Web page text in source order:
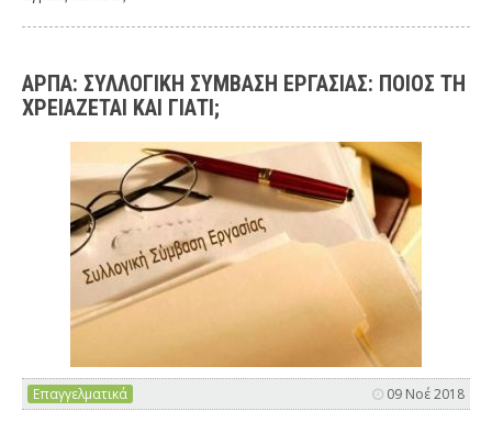
ΑΡΠΑ: ΣΥΛΛΟΓΙΚΗ ΣΥΜΒΑΣΗ ΕΡΓΑΣΙΑΣ: ΠΟΙΟΣ ΤΗ
ΧΡΕΙΑΖΕΤΑΙ ΚΑΙ ΓΙΑΤΙ;
Επαγγελματικά 09 Νοέ 2018